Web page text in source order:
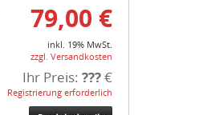
79,00 €
inkl. 19% MwSt.
zzgl. Versandkosten
Ihr Preis: ???€
Registrierung erforderlich